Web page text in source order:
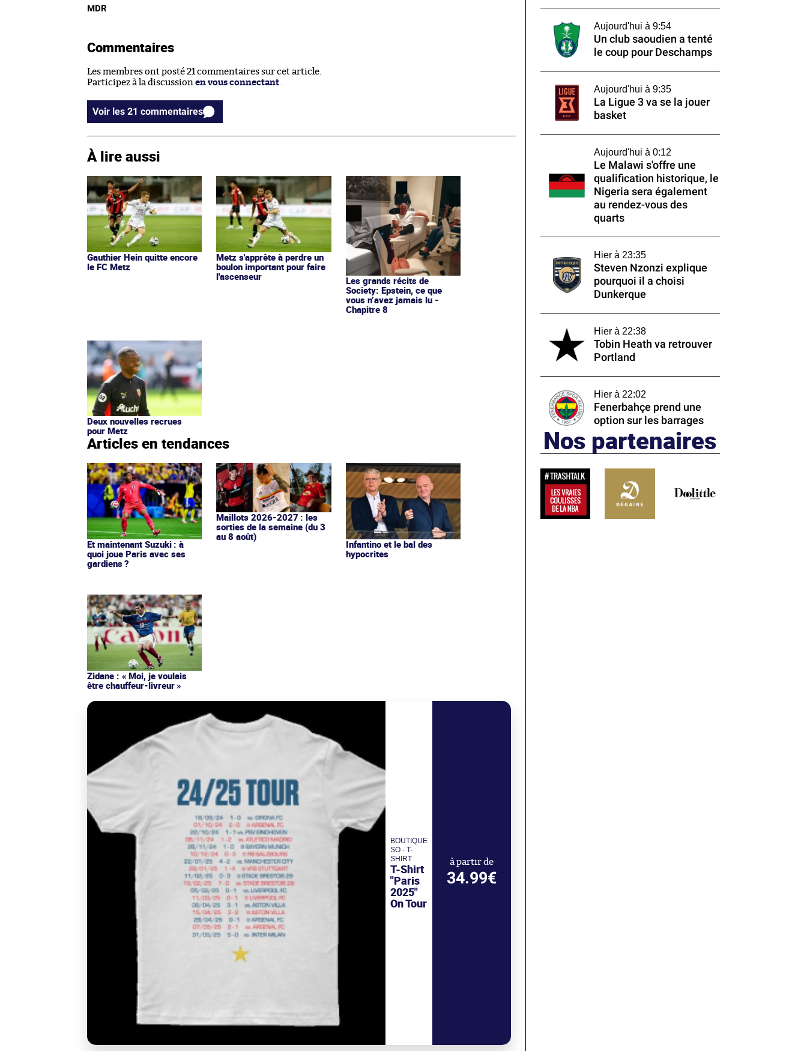
MDR
Commentaires
Les membres ont posté 21 commentaires sur cet article.
Participez à la discussion en vous connectant .
Voir les 21 commentaires
À lire aussi
Gauthier Hein quitte encore
le FC Metz
Metz s'apprête à perdre un
boulon important pour faire
l'ascenseur
Les grands récits de
Society: Epstein, ce que
vous n’avez jamais lu -
Chapitre 8
Deux nouvelles recrues
pour Metz
Articles en tendances
Et maintenant Suzuki : à
quoi joue Paris avec ses
gardiens ?
Maillots 2026-2027 : les
sorties de la semaine (du 3
au 8 août)
Infantino et le bal des
hypocrites
Zidane : « Moi, je voulais
être chauffeur-livreur »
BOUTIQUE
SO - T-
SHIRT
T-Shirt
"Paris
2025"
On Tour
à partir de
34.99€
Aujourd'hui à 9:54
Un club saoudien a tenté
le coup pour Deschamps
Aujourd'hui à 9:35
La Ligue 3 va se la jouer
basket
Aujourd'hui à 0:12
Le Malawi s'offre une
qualification historique, le
Nigeria sera également
au rendez-vous des
quarts
Hier à 23:35
Steven Nzonzi explique
pourquoi il a choisi
Dunkerque
Hier à 22:38
Tobin Heath va retrouver
Portland
Hier à 22:02
Fenerbahçe prend une
option sur les barrages
Nos partenaires